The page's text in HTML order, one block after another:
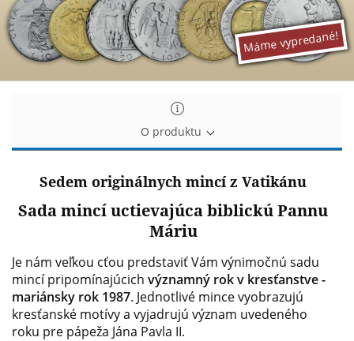
Máme vypredané!
O produktu
Sedem originálnych mincí z Vatikánu
Sada mincí uctievajúca biblickú Pannu
Máriu
Je nám veľkou cťou predstaviť Vám výnimočnú sadu
mincí pripomínajúcich významný rok v kresťanstve -
mariánsky rok 1987. Jednotlivé mince vyobrazujú
kresťanské motívy a vyjadrujú význam uvedeného
roku pre pápeža Jána Pavla II.